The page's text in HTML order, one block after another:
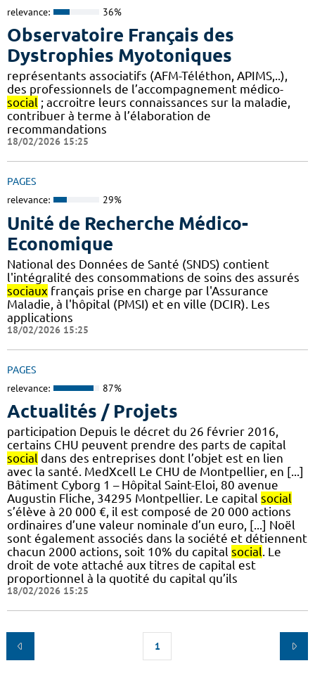
relevance: 36%
Observatoire Français des
Dystrophies Myotoniques
représentants associatifs (AFM-Téléthon, APIMS,..),
des professionnels de l’accompagnement médico-
social ; accroitre leurs connaissances sur la maladie,
contribuer à terme à l’élaboration de
recommandations
18/02/2026 15:25
PAGES
relevance: 29%
Unité de Recherche Médico-
Economique
National des Données de Santé (SNDS) contient
l'intégralité des consommations de soins des assurés
sociaux français prise en charge par l'Assurance
Maladie, à l'hôpital (PMSI) et en ville (DCIR). Les
applications
18/02/2026 15:25
PAGES
relevance: 87%
Actualités / Projets
participation Depuis le décret du 26 février 2016,
certains CHU peuvent prendre des parts de capital
social dans des entreprises dont l’objet est en lien
avec la santé. MedXcell Le CHU de Montpellier, en [...]
Bâtiment Cyborg 1 – Hôpital Saint-Eloi, 80 avenue
Augustin Fliche, 34295 Montpellier. Le capital social
s’élève à 20 000 €, il est composé de 20 000 actions
ordinaires d’une valeur nominale d’un euro, [...] Noël
sont également associés dans la société et détiennent
chacun 2000 actions, soit 10% du capital social. Le
droit de vote attaché aux titres de capital est
proportionnel à la quotité du capital qu’ils
18/02/2026 15:25
1